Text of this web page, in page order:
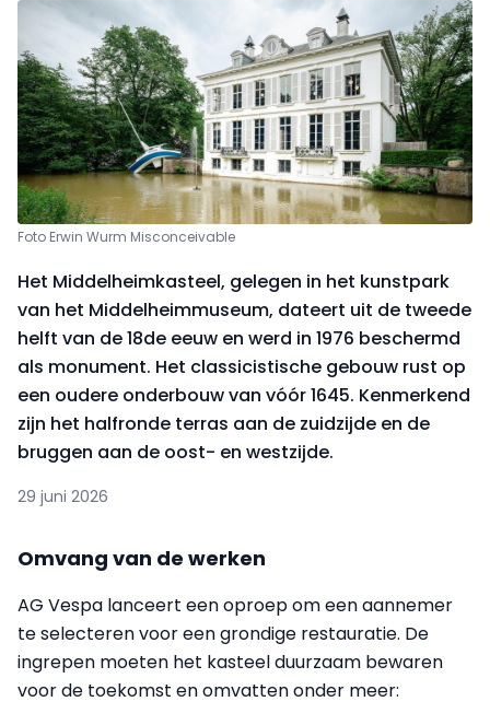
Foto Erwin Wurm Misconceivable
Het Middelheimkasteel, gelegen in het kunstpark
van het Middelheimmuseum, dateert uit de tweede
helft van de 18de eeuw en werd in 1976 beschermd
als monument. Het classicistische gebouw rust op
een oudere onderbouw van vóór 1645. Kenmerkend
zijn het halfronde terras aan de zuidzijde en de
bruggen aan de oost- en westzijde.
29 juni 2026
Omvang van de werken
AG Vespa lanceert een oproep om een aannemer
te selecteren voor een grondige restauratie. De
ingrepen moeten het kasteel duurzaam bewaren
voor de toekomst en omvatten onder meer: